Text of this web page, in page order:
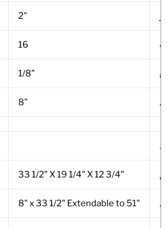
2"
16
1/8"
8"
33 1/2" X 19 1/4" X 12 3/4"
8" x 33 1/2" Extendable to 51"